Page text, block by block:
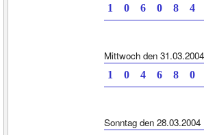
1 0 6 0 8
Mittwoch den 31.03.2004
1 0 4 6 8
Sonntag den 28.03.2004